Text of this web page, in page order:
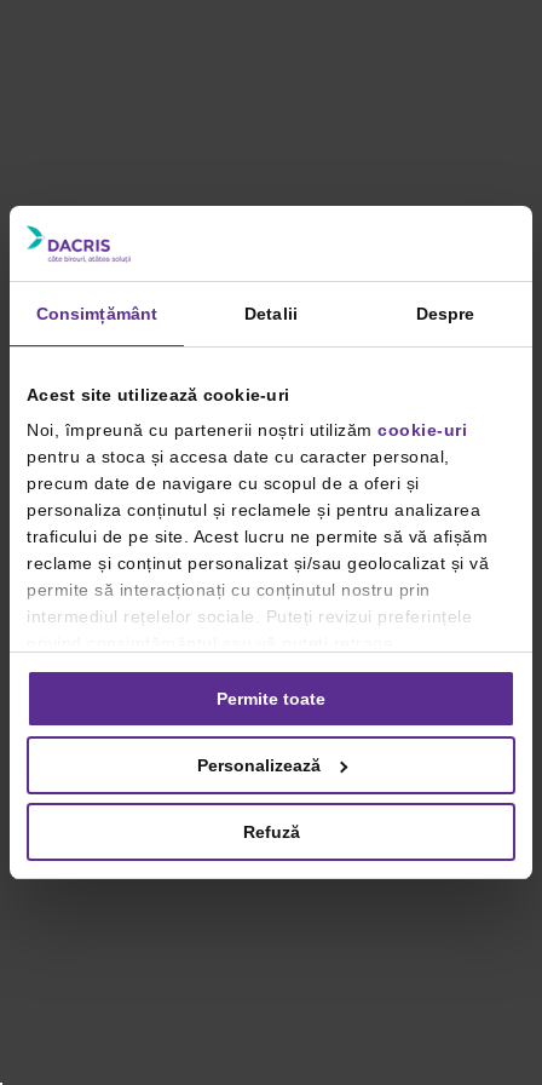
Consimțământ Detalii Despre
Acest site utilizează cookie-uri
Noi, împreună cu partenerii noștri utilizăm cookie-uri
pentru a stoca și accesa date cu caracter personal,
precum date de navigare cu scopul de a oferi și
personaliza conținutul și reclamele și pentru analizarea
traficului de pe site. Acest lucru ne permite să vă afișăm
reclame și conținut personalizat și/sau geolocalizat și vă
permite să interacționați cu conținutul nostru prin
intermediul rețelelor sociale. Puteți revizui preferințele
consimțământul oricând, făcând click pe linkul către
setările dvs. de cookie-uri.
privind utilizarea modulelor cookie.Detalii
Permite toate
Personalizează
Refuză